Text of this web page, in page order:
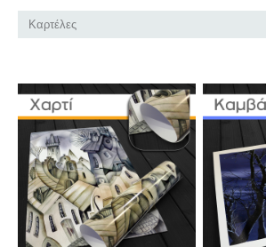
Καρτέλες